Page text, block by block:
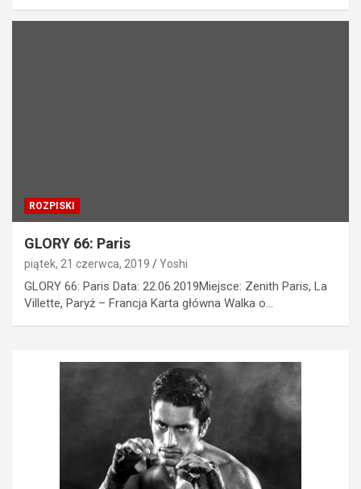
ROZPISKI
GLORY 66: Paris
piątek, 21 czerwca, 2019 Yoshi
GLORY 66: Paris Data: 22.06.2019Miejsce: Zenith Paris, La
Villette, Paryż – Francja Karta główna Walka o…